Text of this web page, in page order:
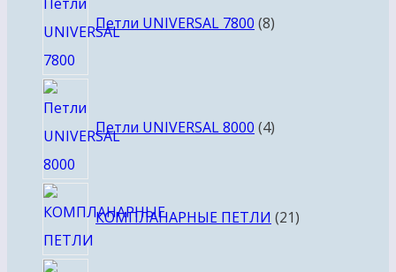
Петли UNIVERSAL 7800 8товаров
Петли UNIVERSAL 8000 4товара
КОМПЛАНАРНЫЕ ПЕТЛИ 21товар